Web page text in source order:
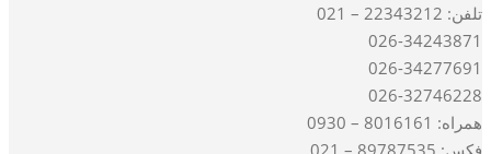
تلفن: 22343212 – 021
026-34243871
026-34277691
026-32746228
همراه: 8016161 – 0930